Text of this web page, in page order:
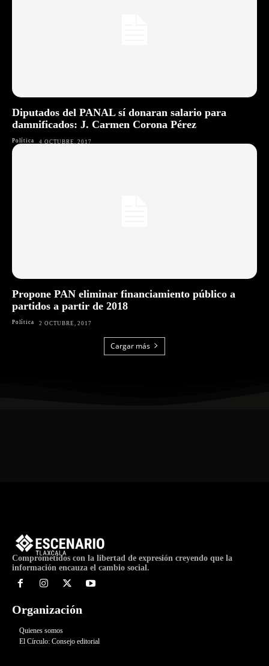
Diputados del PANAL sí donaran salario para
damnificados: J. Carmen Corona Pérez
Política 4 OCTUBRE, 2017
Propone PAN eliminar financiamiento público a
partidos a partir de 2018
Política 2 OCTUBRE, 2017
Cargar más
Comprometidos con la libertad de expresión creyendo que la
información encauza el cambio social.
Organización
Quienes somos
El Círculo: Consejo editorial